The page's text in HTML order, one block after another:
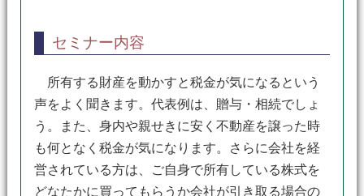
セミナー内容
所有する財産を動かすと税金が気になるという
声をよく聞きます。代表例は、贈与・相続でしょ
う。また、身内や親せきに安く不動産を譲った時
も何となく税金が気になります。さらに会社を経
営されている方は、ご自身で所有している株式を
どなたかに買ってもらうか会社が引き取る場合の